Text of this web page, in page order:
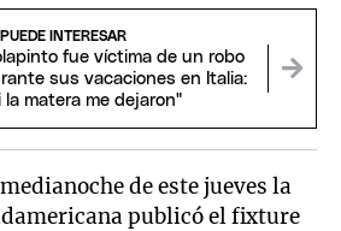
INTERESAR
fue víctima de un robo
sus vacaciones en Italia:
la matera me dejaron"
de este jueves la
publicó el fixture